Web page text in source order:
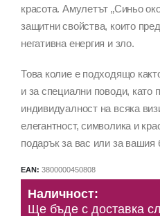
красота. Амулетът „Синьо
защитни свойства, които
негативна енергия и зло.
Това колие е подходящо
и за специални поводи, като
индивидуалност на всяка
елегантност, символика и
подарък за вас или за вашия
EAN: 3800000450808
Наличност:
Ще бъде с доставка